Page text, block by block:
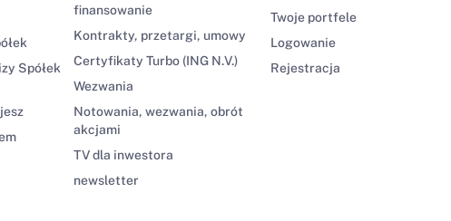
Spółek
finansowanie
Kontrakty, przetargi, umowy
Certyfikaty Turbo (ING N.V.)
Wezwania
Notowania, wezwania, obrót
akcjami
TV dla inwestora
newsletter
Twoje portfele
Logowanie
Rejestracja